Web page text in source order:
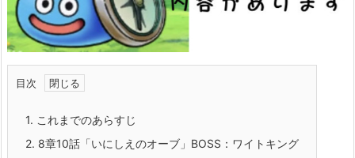
目次
1. これまでのあらすじ
2. 8章10話「いにしえのオーブ」BOSS：ワイトキング